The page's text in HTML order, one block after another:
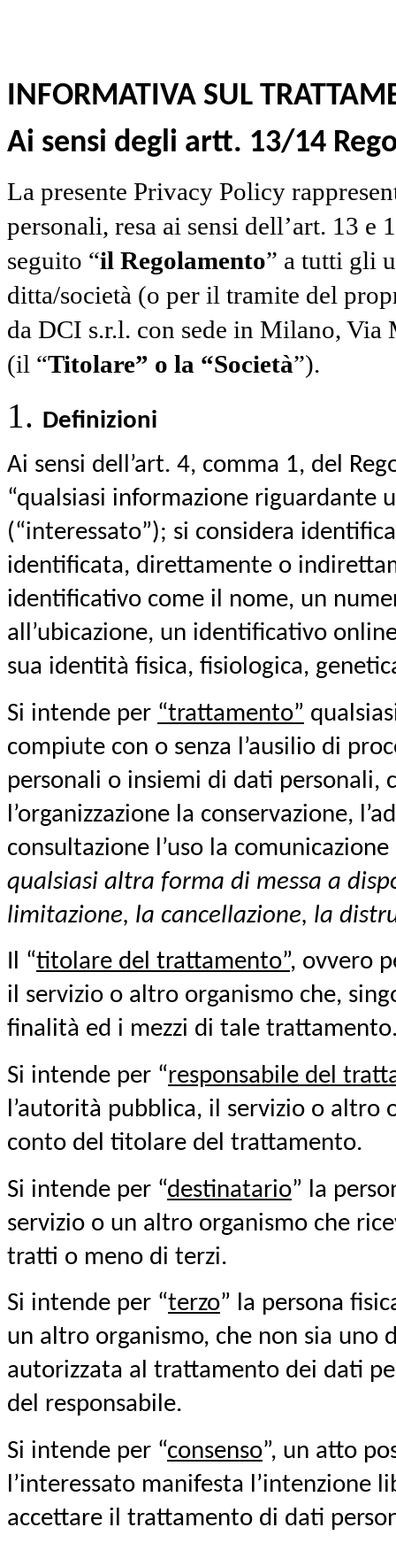
INFORMATIVA SUL
Ai sensi degli artt. 13/14
La presente Privacy Policy
personali, resa ai sensi dell’art. 13
seguito “il Regolamento” a tutti gli
ditta/società (o per il tramite del
da DCI s.r.l. con sede in Milano,
(il “Titolare” o la “Società”).
Definizioni
Ai sensi dell’art. 4, comma 1, del
“qualsiasi informazione riguardante
(“interessato”); si considera
identificata, direttamente o
identificativo come il nome, un
all’ubicazione, un identificativo
sua identità fisica, fisiologica,
Si intende per “trattamento”
compiute con o senza l’ausilio di
personali o insiemi di dati personali,
l’organizzazione la conservazione,
consultazione l’uso la
qualsiasi altra forma di messa a
limitazione, la cancellazione, la
Il “titolare del trattamento”, ovvero
il servizio o altro organismo che,
finalità ed i mezzi di tale
Si intende per “responsabile del
l’autorità pubblica, il servizio o altro
conto del titolare del trattamento.
Si intende per “destinatario” la
servizio o un altro organismo che
tratti o meno di terzi.
Si intende per “terzo” la persona
un altro organismo, che non sia uno
autorizzata al trattamento dei dati
del responsabile.
Si intende per “consenso”, un atto
l’interessato manifesta l’intenzione
accettare il trattamento di dati